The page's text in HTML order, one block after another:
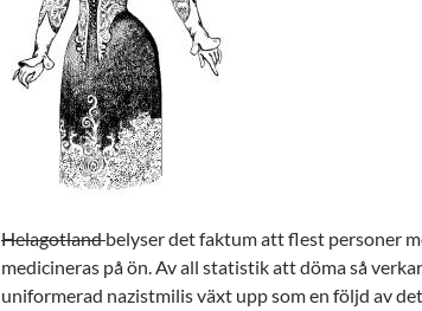
Helagotlandbelyser det faktum att flest personer
medicineras på ön. Av all statistik att döma så
uniformerad nazistmilis växt upp som en följd av